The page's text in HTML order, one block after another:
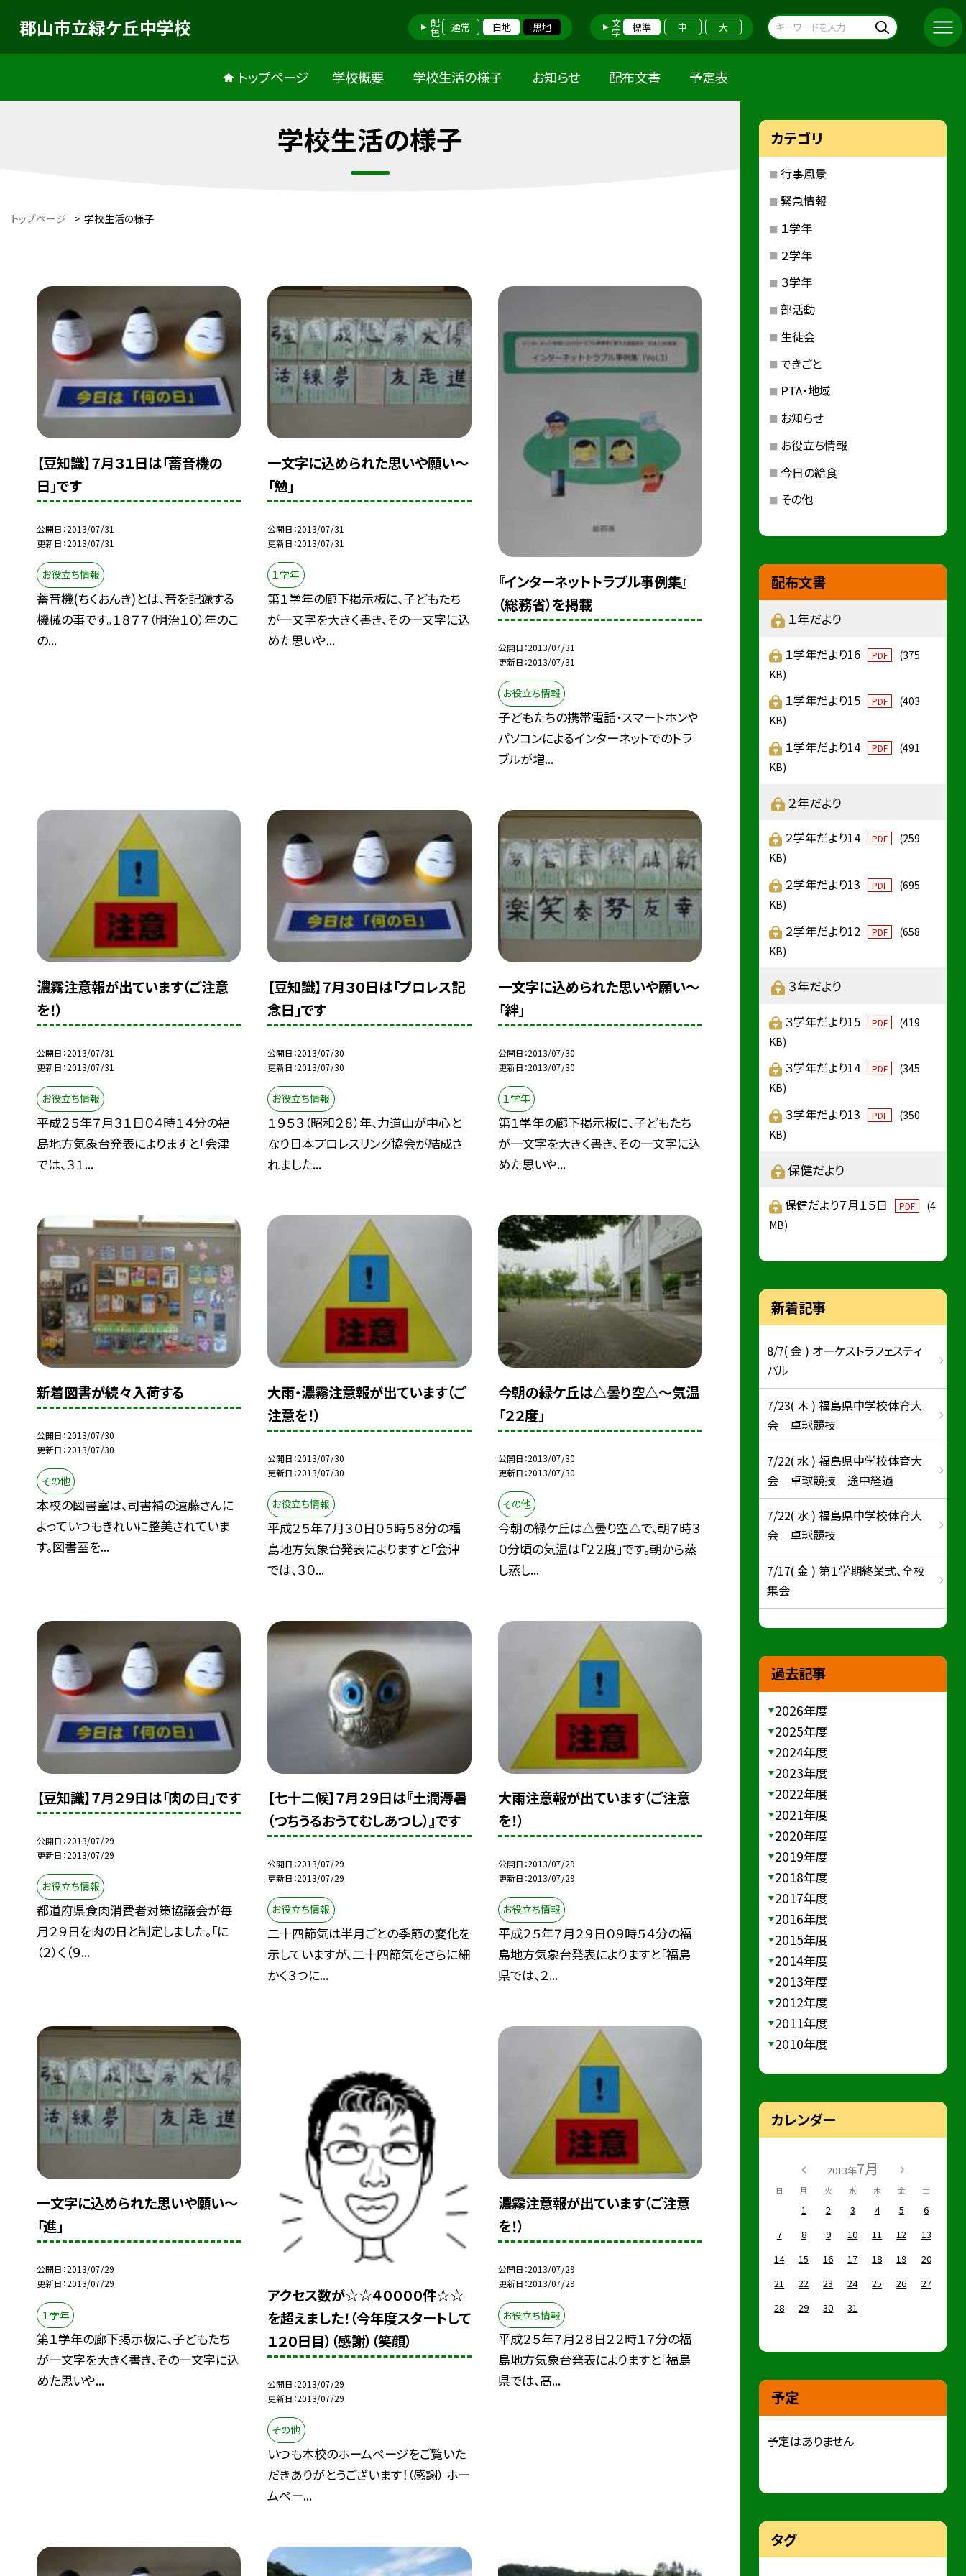
郡山市立緑ケ丘中学校 配色 通常 白地 黒地 文字 標準 中 大
トップページ 学校概要 学校生活の様子 お知らせ 配布文書 予定表
学校生活の様子
トップページ > 学校生活の様子
【豆知識】７月３１日は「蓄音機の
日」です
公開日 2013/07/31
更新日 2013/07/31
お役立ち情報
蓄音機(ちくおんき)とは、音を記録する
機械の事です。１８７７（明治１０）年のこ
の...
一文字に込められた思いや願い〜
「勉」
公開日 2013/07/31
更新日 2013/07/31
１学年
第１学年の廊下掲示板に、子どもたち
が一文字を大きく書き、その一文字に込
めた思いや...
『インターネットトラブル事例集』
（総務省）を掲載
公開日 2013/07/31
更新日 2013/07/31
お役立ち情報
子どもたちの携帯電話・スマートホンや
パソコンによるインターネットでのトラ
ブルが増...
濃霧注意報が出ています（ご注意
を！）
公開日 2013/07/31
更新日 2013/07/31
お役立ち情報
平成２５年７月３１日０４時１４分の福
島地方気象台発表によりますと「会津
では、３１...
【豆知識】７月３０日は「プロレス記
念日」です
公開日 2013/07/30
更新日 2013/07/30
お役立ち情報
１９５３（昭和２８）年、力道山が中心と
なり日本プロレスリング協会が結成さ
れました...
一文字に込められた思いや願い〜
「絆」
公開日 2013/07/30
更新日 2013/07/30
１学年
第１学年の廊下掲示板に、子どもたち
が一文字を大きく書き、その一文字に込
めた思いや...
新着図書が続々入荷する
公開日 2013/07/30
更新日 2013/07/30
その他
本校の図書室は、司書補の遠藤さんに
よっていつもきれいに整美されていま
す。図書室を...
大雨・濃霧注意報が出ています（ご
注意を！）
公開日 2013/07/30
更新日 2013/07/30
お役立ち情報
平成２５年７月３０日０５時５８分の福
島地方気象台発表によりますと「会津
では、３０...
今朝の緑ケ丘は△曇り空△〜気温
「２２度」
公開日 2013/07/30
更新日 2013/07/30
その他
今朝の緑ケ丘は△曇り空△で、朝７時３
０分頃の気温は「２２度」です。朝から蒸
し蒸し...
【豆知識】７月２９日は「肉の日」です
公開日 2013/07/29
更新日 2013/07/29
お役立ち情報
都道府県食肉消費者対策協議会が毎
月２９日を肉の日と制定しました。「に
（２）く（９...
【七十二候】７月２９日は『土潤溽暑
（つちうるおうてむしあつし）』です
公開日 2013/07/29
更新日 2013/07/29
お役立ち情報
二十四節気は半月ごとの季節の変化を
示していますが、二十四節気をさらに細
かく３つに...
大雨注意報が出ています（ご注意
を！）
公開日 2013/07/29
更新日 2013/07/29
お役立ち情報
平成２５年７月２９日０９時５４分の福
島地方気象台発表によりますと「福島
県では、２...
一文字に込められた思いや願い〜
「進」
公開日 2013/07/29
更新日 2013/07/29
１学年
第１学年の廊下掲示板に、子どもたち
が一文字を大きく書き、その一文字に込
めた思いや...
アクセス数が☆☆４００００件☆☆
を超えました！（今年度スタートして
１２０日目）（感謝）（笑顔）
公開日 2013/07/29
更新日 2013/07/29
その他
いつも本校のホームページをご覧いた
だきありがとうございます！（感謝） ホー
ムペー...
濃霧注意報が出ています（ご注意
を！）
公開日 2013/07/29
更新日 2013/07/29
お役立ち情報
平成２５年７月２８日２２時１７分の福
島地方気象台発表によりますと「福島
県では、高...
カテゴリ
行事風景
緊急情報
１学年
２学年
３学年
部活動
生徒会
できごと
PTA・地域
お知らせ
お役立ち情報
今日の給食
その他
配布文書
１年だより
１学年だより16 PDF
(375
KB)
１学年だより15 PDF
(403
KB)
１学年だより14 PDF
(491
KB)
２年だより
２学年だより14 PDF
(259
KB)
２学年だより13 PDF
(695
KB)
２学年だより12 PDF
(658
KB)
３年だより
３学年だより15 PDF
(419
KB)
３学年だより14 PDF
(345
KB)
３学年だより13 PDF
(350
KB)
保健だより
保健だより７月１５日 PDF
(4
MB)
新着記事
8/7( 金 ) オーケストラフェスティ
バル
7/23( 木 ) 福島県中学校体育大
会 卓球競技
7/22( 水 ) 福島県中学校体育大
会 卓球競技 途中経過
7/22( 水 ) 福島県中学校体育大
会 卓球競技
7/17( 金 ) 第１学期終業式、全校
集会
過去記事
2026年度
2025年度
2024年度
2023年度
2022年度
2021年度
2020年度
2019年度
2018年度
2017年度
2016年度
2015年度
2014年度
2013年度
2012年度
2011年度
2010年度
カレンダー
2013年7月
日 月 火 水 木 金 土
1 2 3 4 5
6
7
8 9 10 11 12
13
14
15 16 17 18 19
20
21
22 23 24 25 26
27
28
29 30 31
予定
予定はありません
タグ